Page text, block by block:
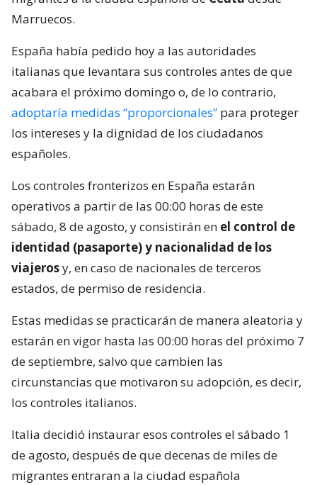
Marruecos.
España había pedido hoy a las autoridades
italianas que levantara sus controles antes de que
acabara el próximo domingo o, de lo contrario,
adoptaría medidas “proporcionales” para proteger
los intereses y la dignidad de los ciudadanos
españoles.
Los controles fronterizos en España estarán
operativos a partir de las 00:00 horas de este
sábado, 8 de agosto, y consistirán en el control de
identidad (pasaporte) y nacionalidad de los
viajerosy, en caso de nacionales de terceros
estados, de permiso de residencia.
Estas medidas se practicarán de manera aleatoria y
estarán en vigor hasta las 00:00 horas del próximo 7
de septiembre, salvo que cambien las
circunstancias que motivaron su adopción, es decir,
los controles italianos.
Italia decidió instaurar esos controles el sábado 1
de agosto, después de que decenas de miles de
migrantes entraran a la ciudad española